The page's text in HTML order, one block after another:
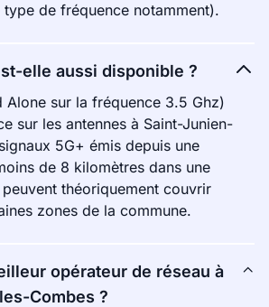
de fréquence notamment).
elle aussi disponible ?
Alone sur la fréquence 3.5 Ghz)
sur les antennes à Saint-Junien-
5G+ émis depuis une
de 8 kilomètres dans une
théoriquement couvrir
zones de la commune.
opérateur de réseau à
Combes ?